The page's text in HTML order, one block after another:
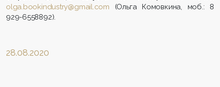
olga.bookindustry@gmail.com (Ольга Комовкина, моб.: 8
929-6558892).
28.08.2020